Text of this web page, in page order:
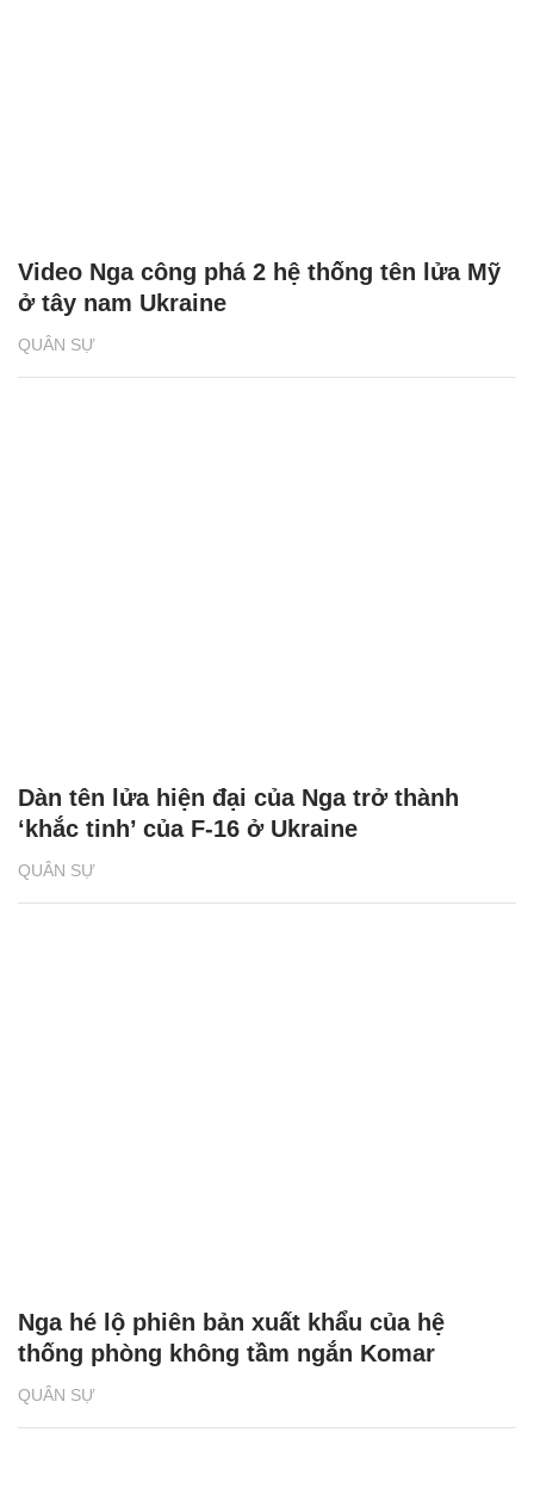
QUÂN SỰ
Video Nga công phá 2 hệ thống tên lửa Mỹ
ở tây nam Ukraine
QUÂN SỰ
Dàn tên lửa hiện đại của Nga trở thành
‘khắc tinh’ của F-16 ở Ukraine
QUÂN SỰ
Nga hé lộ phiên bản xuất khẩu của hệ
thống phòng không tầm ngắn Komar